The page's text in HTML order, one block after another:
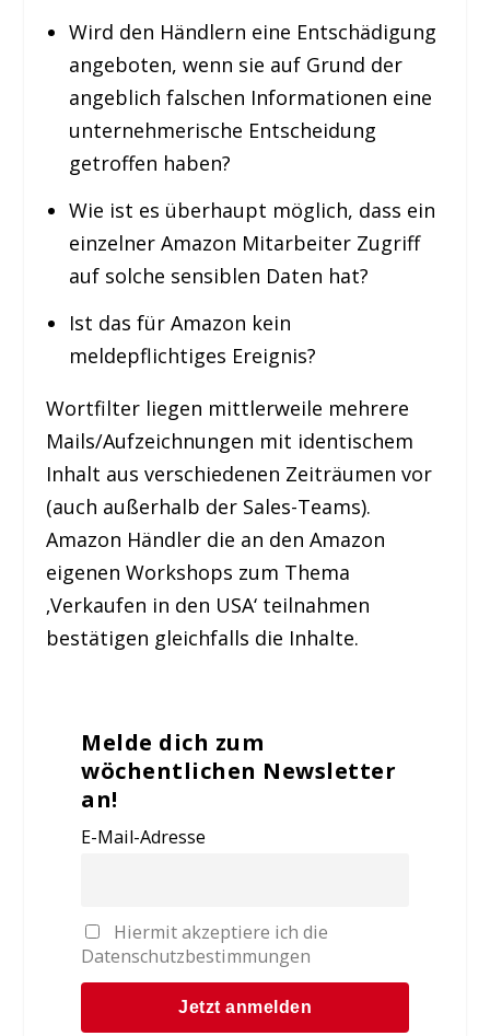
Wird den Händlern eine Entschädigung
angeboten, wenn sie auf Grund der
angeblich falschen Informationen eine
unternehmerische Entscheidung
getroffen haben?
Wie ist es überhaupt möglich, dass ein
einzelner Amazon Mitarbeiter Zugriff
auf solche sensiblen Daten hat?
Ist das für Amazon kein
meldepflichtiges Ereignis?
Wortfilter liegen mittlerweile mehrere
Mails/Aufzeichnungen mit identischem
Inhalt aus verschiedenen Zeiträumen vor
(auch außerhalb der Sales-Teams).
Amazon Händler die an den Amazon
eigenen Workshops zum Thema
‚Verkaufen in den USA‘ teilnahmen
bestätigen gleichfalls die Inhalte.
Melde dich zum
wöchentlichen Newsletter
an!
E-Mail-Adresse
Hiermit akzeptiere ich die
Datenschutzbestimmungen